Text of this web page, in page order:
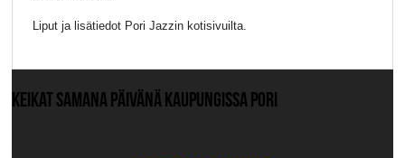
Liput ja lisätiedot Pori Jazzin kotisivuilta.
KEIKAT SAMANA PÄIVÄNÄ KAUPUNGISSA PORI